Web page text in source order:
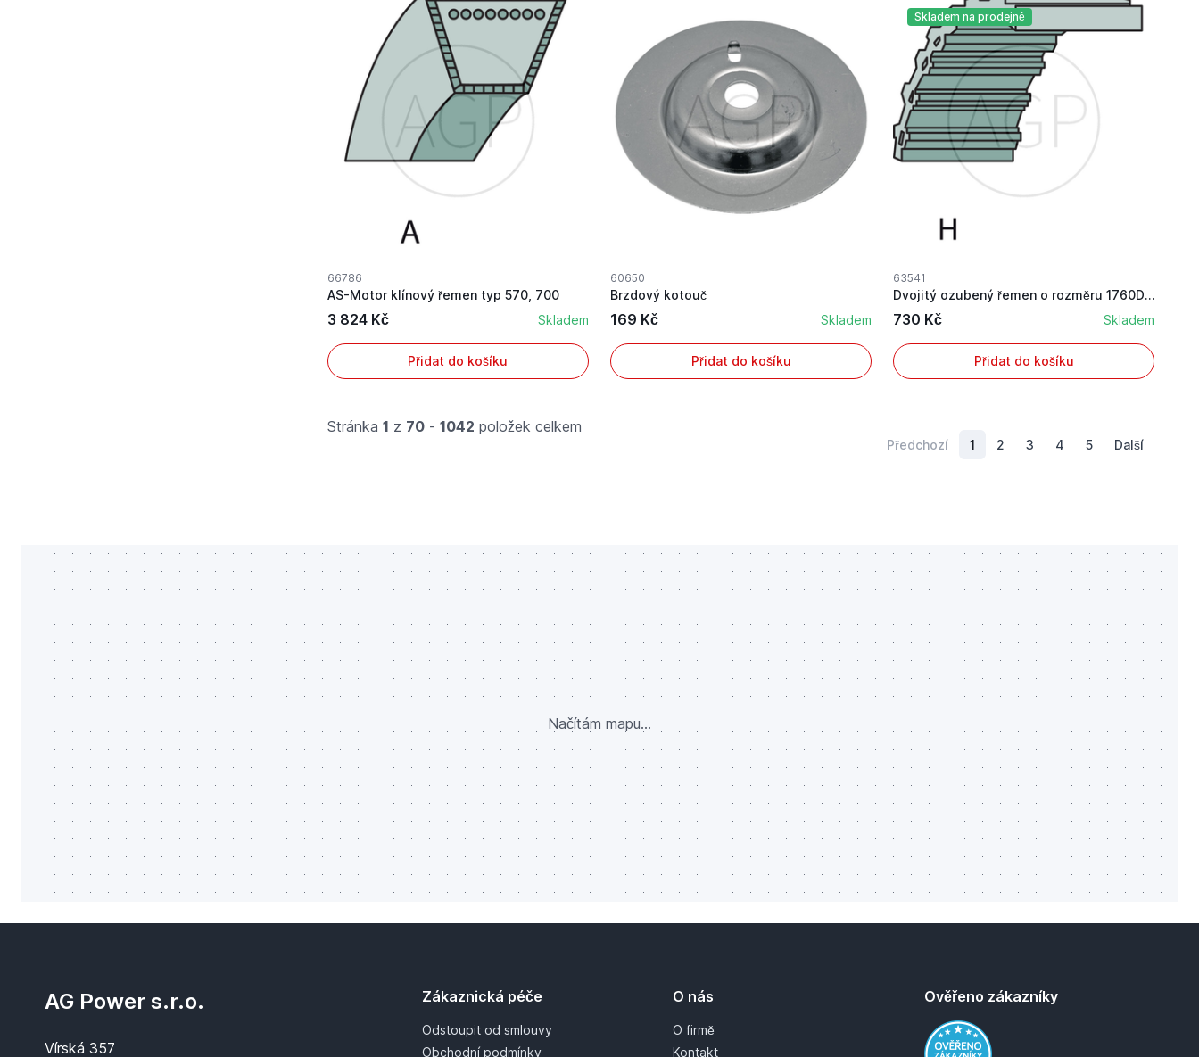
66786
AS-Motor klínový řemen typ 570, 700
3 824 Kč Skladem
Přidat do košíku
60650
Brzdový kotouč
169 Kč Skladem
Přidat do košíku
Skladem na prodejně
63541
Dvojitý ozubený řemen o rozměru 1760DS8M25 pro ...
730 Kč Skladem
Přidat do košíku
Stránka 1 z 70- 1042 položek celkem
Předchozí 1 2 3 4 5 Další
Načítám mapu...
AG Power s.r.o.
Vírská 357
Zákaznická péče
Odstoupit od smlouvy
Obchodní podmínky
O nás
O firmě
Kontakt
Ověřeno zákazníky